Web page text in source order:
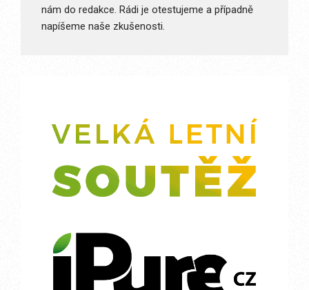
nám do redakce. Rádi je otestujeme a případně
napíšeme naše zkušenosti.